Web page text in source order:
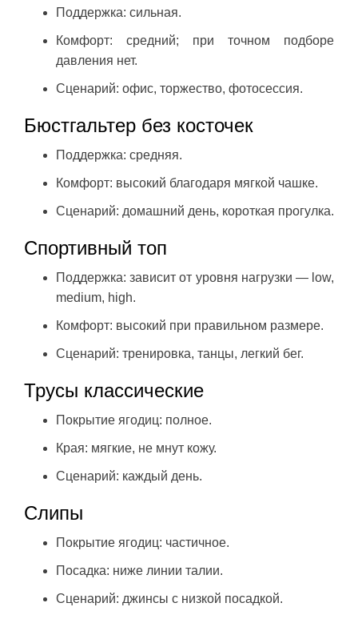
Поддержка: сильная.
Комфорт: средний; при точном подборе
давления нет.
Сценарий: офис, торжество, фотосессия.
Бюстгальтер без косточек
Поддержка: средняя.
Комфорт: высокий благодаря мягкой чашке.
Сценарий: домашний день, короткая прогулка.
Спортивный топ
Поддержка: зависит от уровня нагрузки — low,
medium, high.
Комфорт: высокий при правильном размере.
Сценарий: тренировка, танцы, легкий бег.
Трусы классические
Покрытие ягодиц: полное.
Края: мягкие, не мнут кожу.
Сценарий: каждый день.
Слипы
Покрытие ягодиц: частичное.
Посадка: ниже линии талии.
Сценарий: джинсы с низкой посадкой.